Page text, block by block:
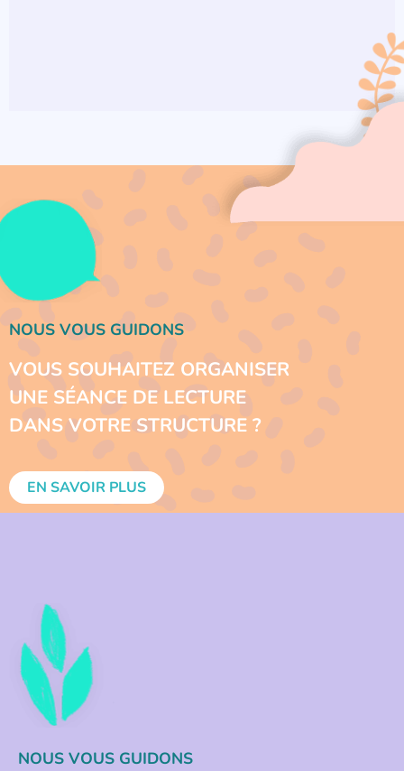
NOUS VOUS GUIDONS
VOUS SOUHAITEZ ORGANISER
UNE SÉANCE DE LECTURE
DANS VOTRE STRUCTURE ?
EN SAVOIR PLUS
NOUS VOUS GUIDONS